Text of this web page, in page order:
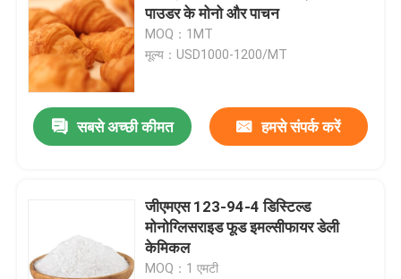
पाउडर के मोनो और पाचन
MOQ：1MT
मूल्य：USD1000-1200/MT
सबसे अच्छी कीमत हमसे संपर्क करें
जीएमएस 123-94-4 डिस्टिल्ड
मोनोग्लिसराइड फूड इमल्सीफायर डेली
केमिकल
MOQ：1 एमटी